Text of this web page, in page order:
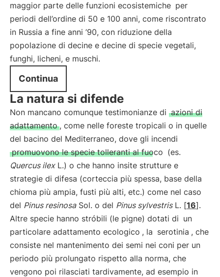
maggior parte delle funzioni ecosistemiche per
periodi dell’ordine di 50 e 100 anni, come riscontrato
in Russia a fine anni ’90, con riduzione della
popolazione di decine e decine di specie vegetali,
funghi, licheni, e muschi.
Continua
La natura si difende
Non mancano comunque testimonianze di azioni di
adattamento , come nelle foreste tropicali o in quelle
del bacino del Mediterraneo, dove gli incendi
promuovono le specie tolleranti al fuoco (es.
Quercus ilexL.) o che hanno insite strutture e
strategie di difesa (corteccia più spessa, base della
chioma più ampia, fusti più alti, etc.) come nel caso
del Pinus resinosaSol. o del Pinus sylvestrisL. [16].
Altre specie hanno stróbili (le pigne) dotati di un
particolare adattamento ecologico , la serotinia , che
consiste nel mantenimento dei semi nei coni per un
periodo più prolungato rispetto alla norma, che
vengono poi rilasciati tardivamente, ad esempio in